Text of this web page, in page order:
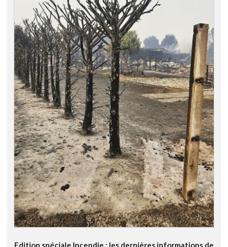
Edition spéciale Incendie : les dernières informations de